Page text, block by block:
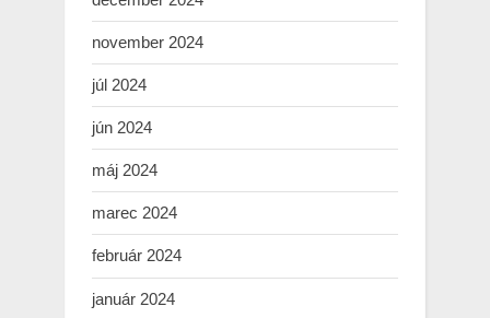
november 2024
júl 2024
jún 2024
máj 2024
marec 2024
február 2024
január 2024